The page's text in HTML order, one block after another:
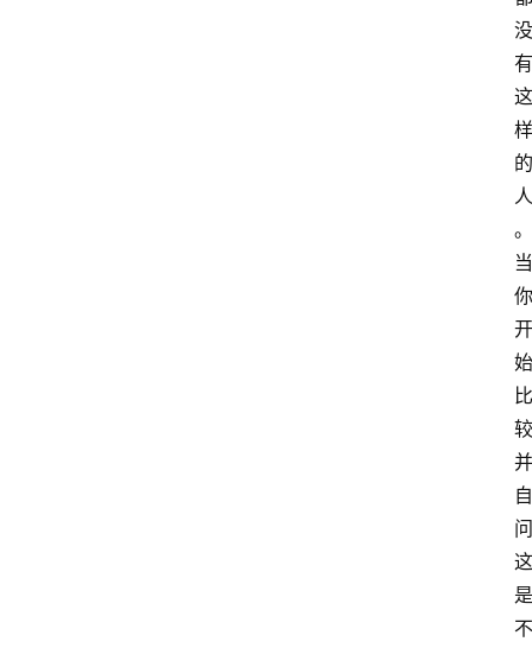
没
有
这
样
的
人
。
当
你
开
始
比
较
并
自
问
这
是
不